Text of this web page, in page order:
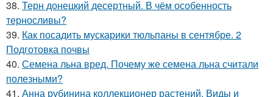
38. Терн донецкий десертный. В чём особенность
терносливы?
39. Как посадить мускарики тюльпаны в сентябре. 2
Подготовка почвы
40. Семена льна вред. Почему же семена льна считали
полезными?
41. Анна рубинина коллекционер растений. Виды и